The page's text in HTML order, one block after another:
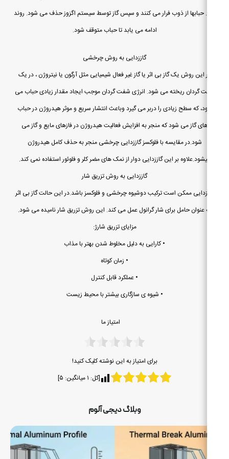
حبابها از ذوب فرار می کنند و سپس گاز توسط سیستم اگزوز حذف می شود. روند
ادامه می یابد تا حباب متوقف شود.
گاززدایی به روش چرخشی
این روش یک گاز بی اثر یا گاز غیر فعال شیمیایی مثل آرگون یا نیتروژن ، در یک
گردان ریخته می شود. انرژی شفت گردان موجب ایجاد مقدار زیادی حباب می
که سطح زیادی را دربر می گیرد وباعث انتشار سریع و موثر هیدروژن در حباب
گاز می شود که منجر به افزایش فعالیت هیدروژن در فازهای مایع و گاز می
شود.در مقایسه با فلوکسز گاززدایی چرخشی منجر به حذف کامل هیدروژن
بر این گاززدایی دوار از نمک های مضر کلر و فلوئور استفاده نمی کند.
گاززدایی به روش تزریق شار
ممکن است ترکیب دوشیوه چرخشی و فلوکسز باشد.در این حالت گاز بی اثر
عنوان حامل برای شار گرانول عمل می کند. این روش تزریق شار نامیده می شود.
مزایای تزریق شارژ:
• کارایی به دلیل مخلوط شدن بهتر با مذاب
• زمان کوتاه
• عملکرد قابل کنترل
• شیوه ی سازگاری بیشتر با محیط زیست
برای امتیاز به این نوشته کلیک کنید!
[کل: میانگین:۵]
وبلاگ دیجی آلوم